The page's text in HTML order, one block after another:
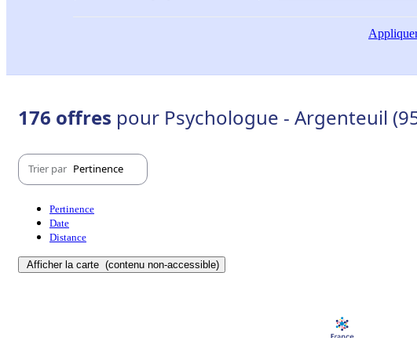
176 offres pour Psychologue - Argenteuil
Trier par Pertinence
Pertinence
Date
Distance
Afficher la carte (contenu non-accessible)